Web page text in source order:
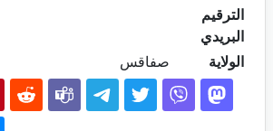
الترقيم
البريدي
الولاية
صفاقس